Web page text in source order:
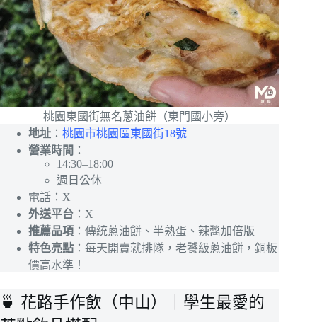
桃園東國街無名蔥油餅（東門國小旁）
地址 ： 桃園市桃園區東國街18號
營業時間 ：
14:30–18:00
週日公休
電話：X
外送平台 ：X
推薦品項 ：傳統蔥油餅、半熟蛋、辣醬加倍版
特色亮點 ：每天開賣就排隊，老饕級蔥油餅，銅板
價高水準！
🍵 花路手作飲（中山）｜學生最愛的